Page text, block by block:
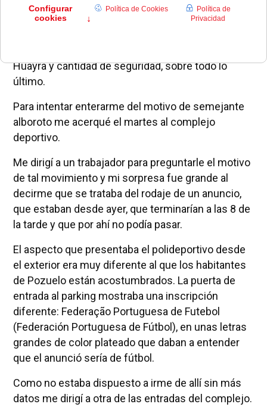
Durante dos días el Valle de las Cañas se llenó de
Huayra y cantidad de seguridad, sobre todo lo
último.
Para intentar enterarme del motivo de semejante
alboroto me acerqué el martes al complejo
deportivo.
Me dirigí a un trabajador para preguntarle el motivo
de tal movimiento y mi sorpresa fue grande al
decirme que se trataba del rodaje de un anuncio,
que estaban desde ayer, que terminarían a las 8 de
la tarde y que por ahí no podía pasar.
El aspecto que presentaba el polideportivo desde
el exterior era muy diferente al que los habitantes
de Pozuelo están acostumbrados. La puerta de
entrada al parking mostraba una inscripción
diferente: Federação Portuguesa de Futebol
(Federación Portuguesa de Fútbol), en unas letras
grandes de color plateado que daban a entender
que el anunció sería de fútbol.
Como no estaba dispuesto a irme de allí sin más
datos me dirigí a otra de las entradas del complejo.